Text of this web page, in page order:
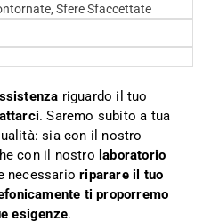
Sfere Sfaccettate
riguardo il tuo
. Saremo subito a tua
sia con il nostro
con il nostro laboratorio
necessarioriparare il tuo
ti proporremo
esigenze.